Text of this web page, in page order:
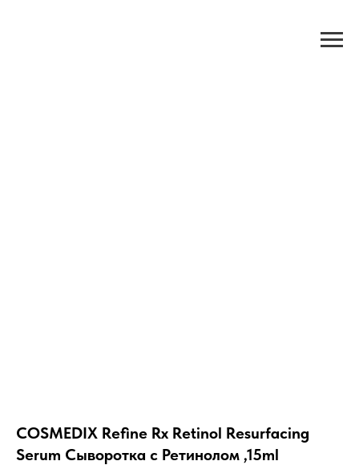
COSMEDIX Refine Rx Retinol Resurfacing
Serum Сыворотка с Ретинолом ,15ml